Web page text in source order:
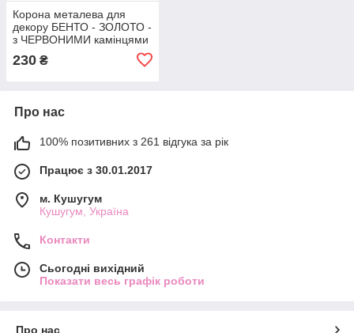
Корона металева для
декору БЕНТО - ЗОЛОТО -
з ЧЕРВОНИМИ камінцями
230 ₴
Про нас
100% позитивних з 261 відгука за рік
Працює з 30.01.2017
м. Кушугум
Кушугум, Україна
Контакти
Сьогодні вихідний
Показати весь графік роботи
Про нас